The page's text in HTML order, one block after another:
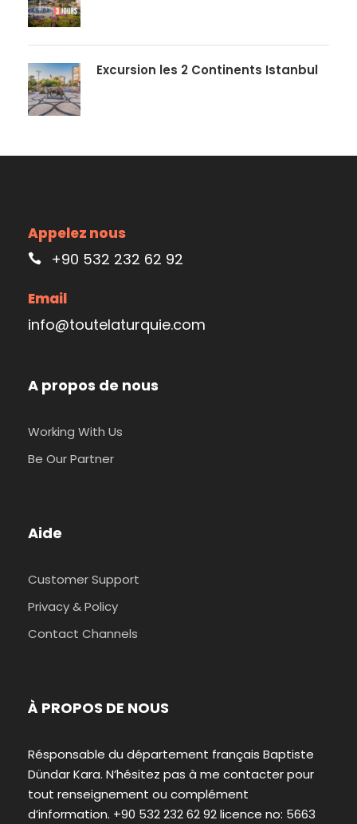
Excursion les 2 Continents Istanbul
Appelez nous
+90 532 232 62 92
Email
info@toutelaturquie.com
A propos de nous
Working With Us
Be Our Partner
Aide
Customer Support
Privacy & Policy
Contact Channels
À PROPOS DE NOUS
Résponsable du département français Baptiste
Dündar Kara. N’hésitez pas à me contacter pour
tout renseignement ou complément
d’information. +90 532 232 62 92 licence no: 5663